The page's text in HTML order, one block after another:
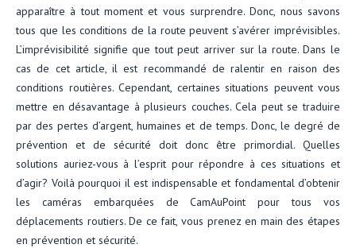
apparaître à tout moment et vous surprendre. Donc, nous savons
tous que les conditions de la route peuvent s’avérer imprévisibles.
L’imprévisibilité signifie que tout peut arriver sur la route. Dans le
cas de cet article, il est recommandé de ralentir en raison des
conditions routières. Cependant, certaines situations peuvent vous
mettre en désavantage à plusieurs couches. Cela peut se traduire
par des pertes d’argent, humaines et de temps. Donc, le degré de
prévention et de sécurité doit donc être primordial. Quelles
solutions auriez-vous à l’esprit pour répondre à ces situations et
d’agir? Voilà pourquoi il est indispensable et fondamental d’obtenir
les caméras embarquées de CamAuPoint pour tous vos
déplacements routiers. De ce fait, vous prenez en main des étapes
en prévention et sécurité.